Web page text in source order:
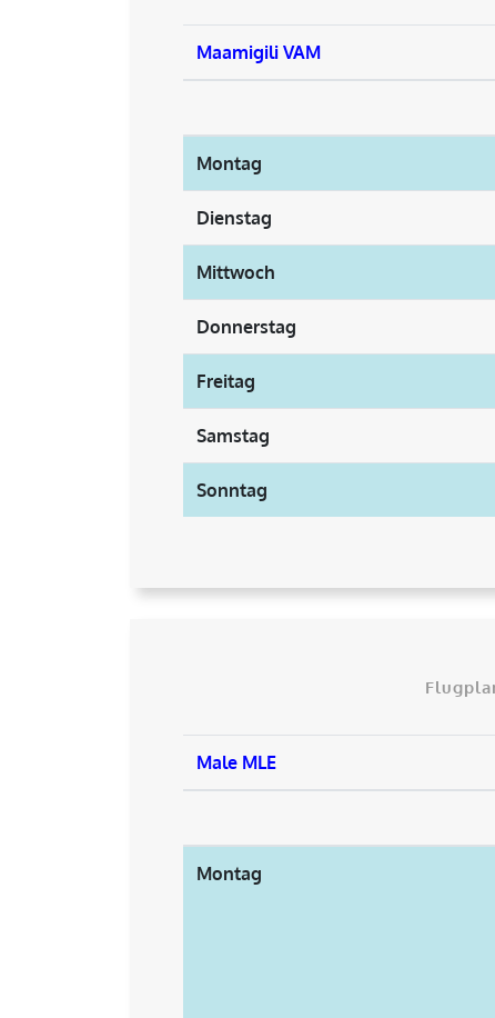
Maamigili VAM
Montag
Dienstag
Mittwoch
Donnerstag
Freitag
Samstag
Sonntag
Male MLE
Montag